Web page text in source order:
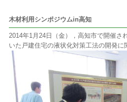
木材利用シンポジウムin高知
2014年1月24日（金），高知市で開催さ
いた戸建住宅の液状化対策工法の開発